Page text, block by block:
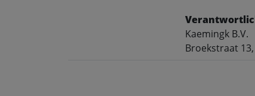
Kaemingk B.V.
Broekstraat